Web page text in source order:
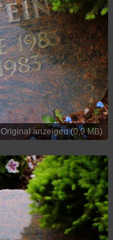
Original anzeigen (0,9 MB)